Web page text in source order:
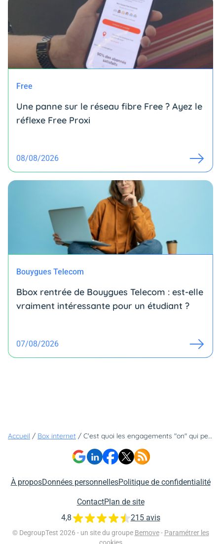
Free
Une panne sur le réseau fibre Free ? Ayez le
réflexe Free Proxi
08/08/2026
Bouygues Telecom
Bbox rentrée de Bouygues Telecom : est-elle
vraiment intéressante pour un étudiant ?
07/08/2026
Accueil / Box internet / C'est quoi les engagements "on" qui permettent à Orange d'être le numéro 1 de la satisfaction client sur la fibre
À proposDonnées personnellesPolitique de confidentialité
ContactPlan de site
© DegroupTest 2026 - un site du groupe Bemove - Paramétrer les
cookies
4,8 215 avis